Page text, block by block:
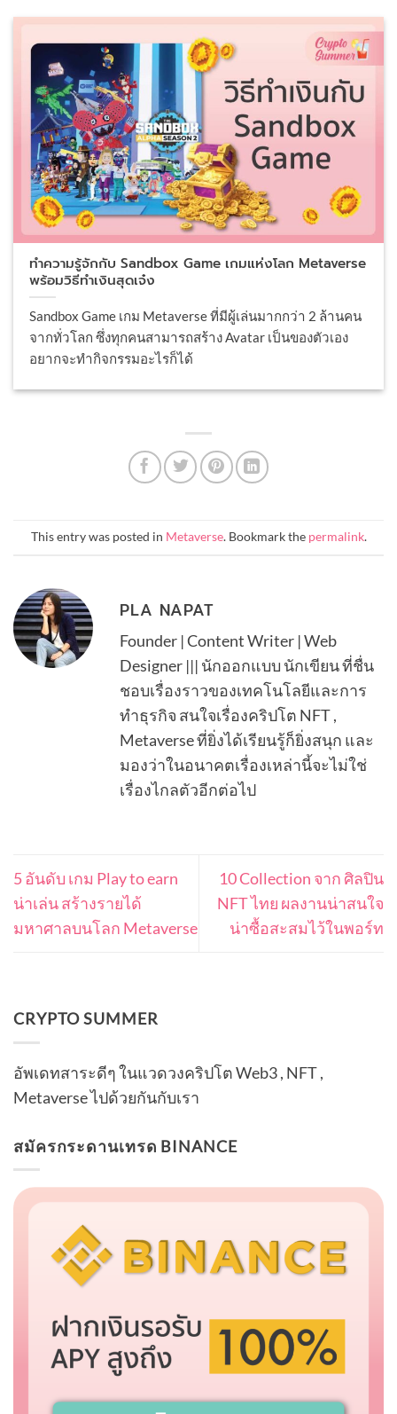
ทำความรู้จักกับ Sandbox Game เกมแห่งโลก Metaverse
พร้อมวิธีทำเงินสุดเจ๋ง
Sandbox Game เกม Metaverse ที่มีผู้เล่นมากกว่า 2 ล้านคน
จากทั่วโลก ซึ่งทุกคนสามารถสร้าง Avatar เป็นของตัวเอง
อยากจะทำกิจกรรมอะไรก็ได้
This entry was posted in Metaverse. Bookmark the permalink.
PLA NAPAT
Founder | Content Writer | Web
Designer ||| นักออกแบบ นักเขียน ที่ชื่น
ชอบเรื่องราวของเทคโนโลยีและการ
ทำธุรกิจ สนใจเรื่องคริปโต NFT ,
Metaverse ที่ยิ่งได้เรียนรู้ก็ยิ่งสนุก และ
มองว่าในอนาคตเรื่องเหล่านี้จะไม่ใช่
เรื่องไกลตัวอีกต่อไป
5 อันดับ เกม Play to earn
น่าเล่น สร้างรายได้
มหาศาลบนโลก Metaverse
10 Collection จาก ศิลปิน
NFT ไทย ผลงานน่าสนใจ
น่าซื้อสะสมไว้ในพอร์ท
CRYPTO SUMMER
อัพเดทสาระดีๆ ในแวดวงคริปโต Web3 , NFT ,
Metaverse ไปด้วยกันกับเรา
สมัครกระดานเทรด BINANCE